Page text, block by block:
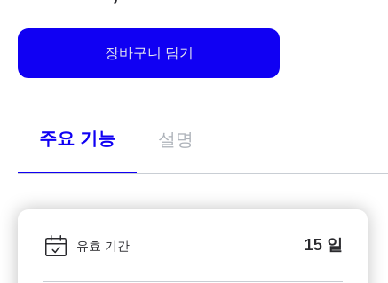
장바구니 담기
주요 기능 설명
유효 기간 15 일